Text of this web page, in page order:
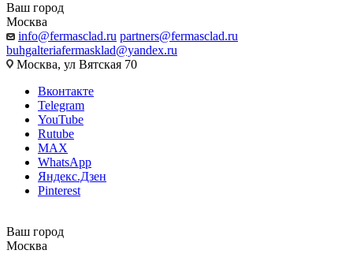
Ваш город
Москва
info@fermasclad.ru partners@fermasclad.ru
buhgalteriafermasklad@yandex.ru
Москва, ул Вятская 70
Вконтакте
Telegram
YouTube
Rutube
MAX
WhatsApp
Яндекс.Дзен
Pinterest
Ваш город
Москва